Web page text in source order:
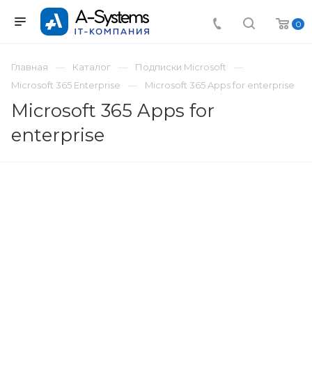
0
Главная Каталог
Подписки Microsoft
Microsoft 365 Enterprise
Microsoft 365 Apps for enterprise
Microsoft 365 Apps for
enterprise